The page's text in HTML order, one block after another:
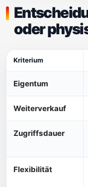
oder
Kriterium
Eigentum
Weiterverkauf
Zugriffsdauer
Flexibilität